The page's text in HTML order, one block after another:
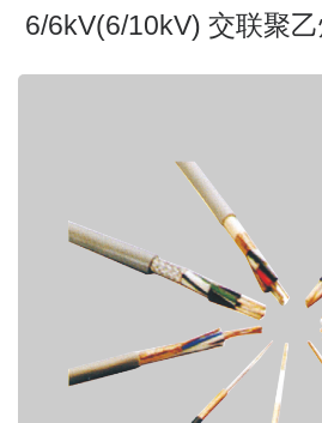
6/6kV(6/10kV) 交联聚